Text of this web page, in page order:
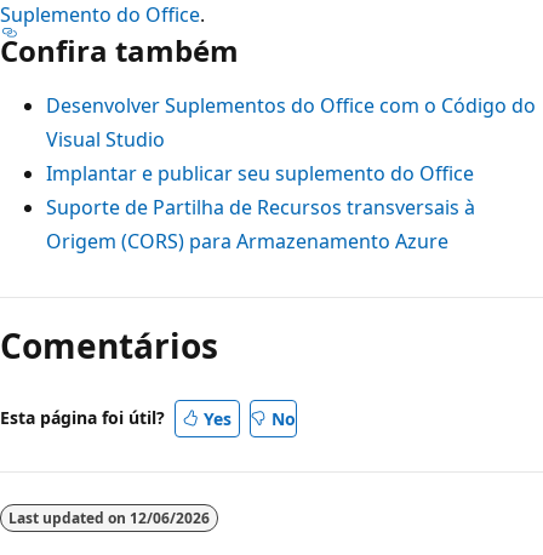
Suplemento do Office.
Confira também
Desenvolver Suplementos do Office com o Código do
Visual Studio
Implantar e publicar seu suplemento do Office
Suporte de Partilha de Recursos transversais à
Origem (CORS) para Armazenamento Azure
Comentários
Esta página foi útil? Yes No
Last updated on 12/06/2026